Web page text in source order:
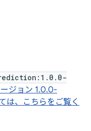
ジョン 1.0.0-
は、こちらをご覧く